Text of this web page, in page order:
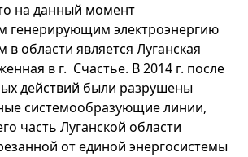
на данный момент
генерирующим электроэнергию
в области является Луганская
в г. Счастье. В 2014 г. после
действий были разрушены
системообразующие линии,
часть Луганской области
от единой энергосистемы